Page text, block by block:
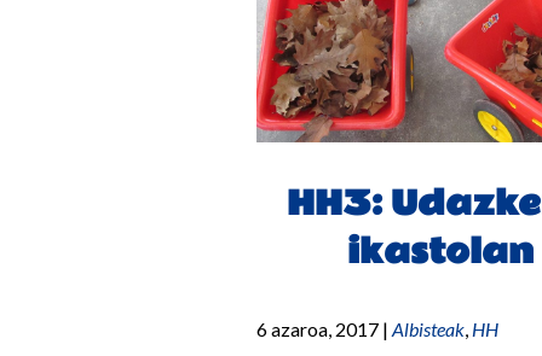
HH3:
ikastolan
6 azaroa, 2017 | Albisteak HH